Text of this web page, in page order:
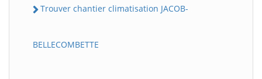
Trouver chantier climatisation JACOB-
BELLECOMBETTE